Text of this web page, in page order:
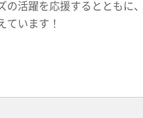
活躍を応援するとともに
ています！